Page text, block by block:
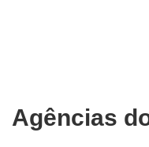
Agências